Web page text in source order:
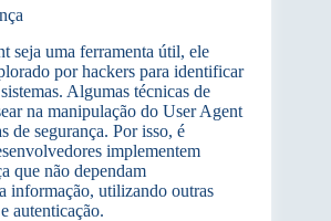
seja uma ferramenta útil, ele
por hackers para identificar
Algumas técnicas de
na manipulação do User Agent
de segurança. Por isso, é
implementem
que não dependam
informação, utilizando outras
autenticação.